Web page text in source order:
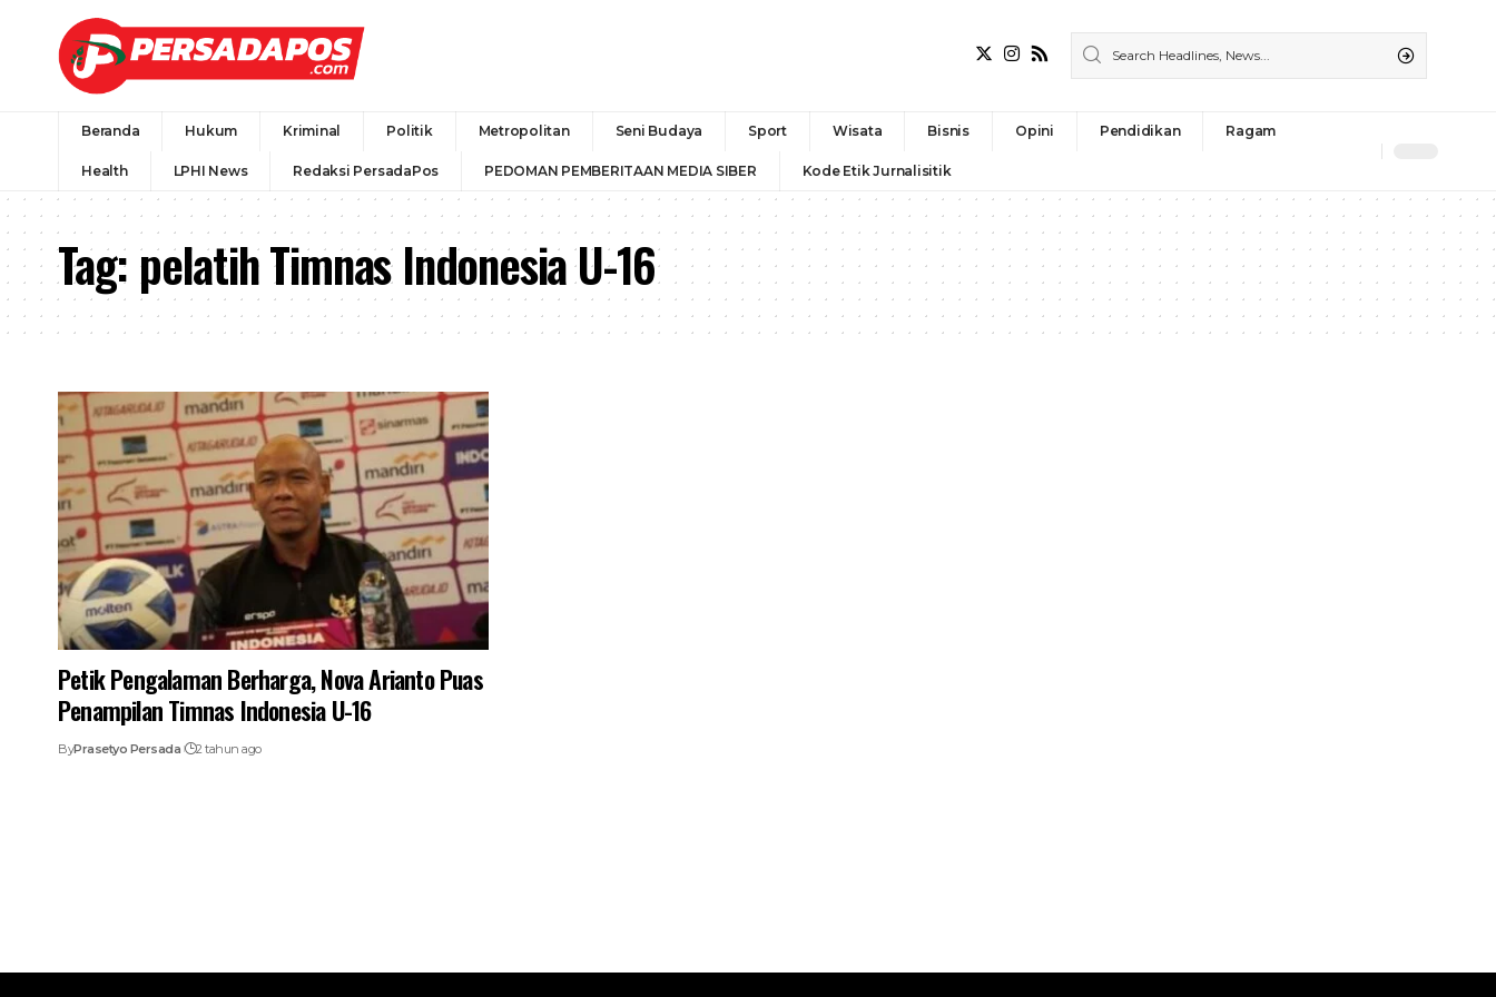
Beranda Hukum Kriminal Politik Metropolitan Seni Budaya Sport Wisata Bisnis Opini Pendidikan Ragam
Health LPHI News Redaksi PersadaPos PEDOMAN PEMBERITAAN MEDIA SIBER Kode Etik Jurnalisitik
Tag:pelatih Timnas Indonesia U-16
Petik Pengalaman Berharga, Nova Arianto Puas
Penampilan Timnas Indonesia U-16
ByPrasetyo Persada 2 tahun ago